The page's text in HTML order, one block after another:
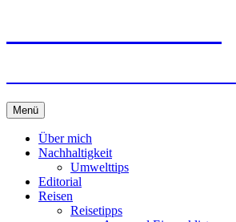
Menü Springe
zum
Inhalt
Über mich
Nachhaltigkeit
Umwelttips
Editorial
Reisen
Reisetipps